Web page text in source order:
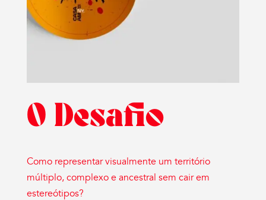
O Desafio
Como representar visualmente um território
múltiplo, complexo e ancestral sem cair em
estereótipos?